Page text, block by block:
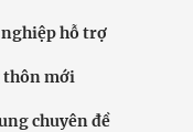
hỗ trợ
thôn mới
chuyên đề